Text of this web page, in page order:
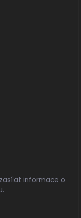
informace o